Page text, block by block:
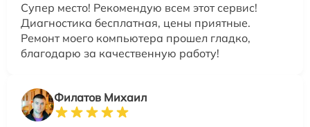
Супер место! Рекомендую всем этот сервис!
Диагностика бесплатная, цены приятные.
Ремонт моего компьютера прошел гладко,
благодарю за качественную работу!
Филатов Михаил